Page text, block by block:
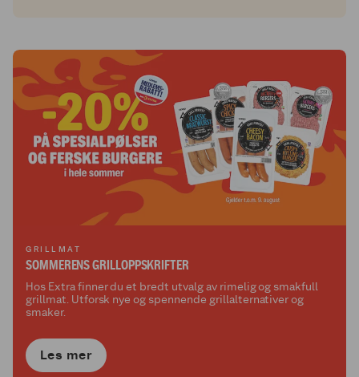
GRILLMAT
SOMMERENS GRILLOPPSKRIFTER
Hos Extra finner du et bredt utvalg av rimelig og smakfull
grillmat. Utforsk nye og spennende grillalternativer og
smaker.
Les mer